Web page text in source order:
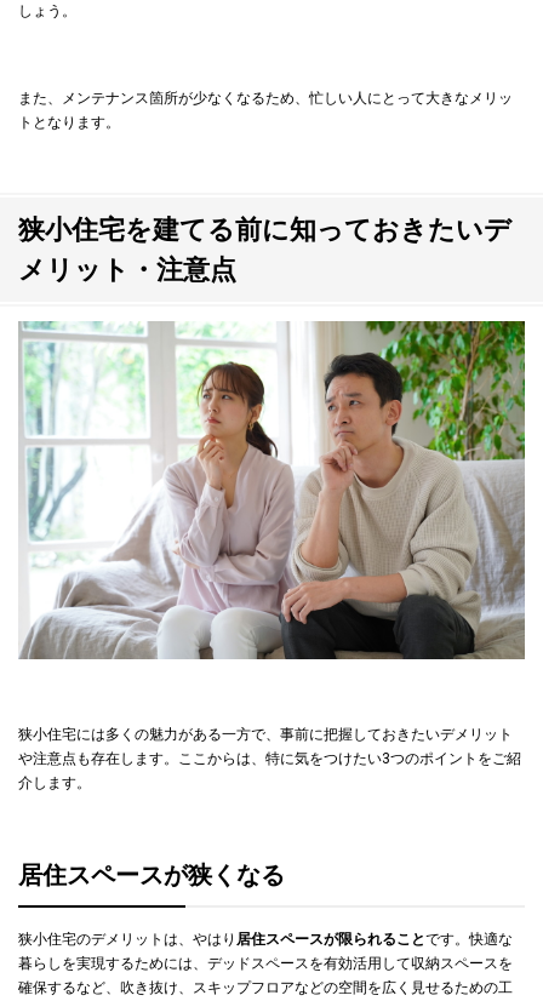
しょう。
また、メンテナンス箇所が少なくなるため、忙しい人にとって大きなメリッ
トとなります。
狭小住宅を建てる前に知っておきたいデ
メリット・注意点
狭小住宅には多くの魅力がある一方で、事前に把握しておきたいデメリット
や注意点も存在します。ここからは、特に気をつけたい3つのポイントをご紹
介します。
居住スペースが狭くなる
狭小住宅のデメリットは、やはり 居住スペースが限られることです。快適な
暮らしを実現するためには、デッドスペースを有効活用して収納スペースを
確保するなど、吹き抜け、スキップフロアなどの空間を広く見せるための工